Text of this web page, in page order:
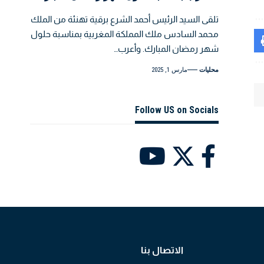
تلقى السيد الرئيس أحمد الشرع برقية تهنئة من الملك
محمد السادس ملك المملكة المغربية بمناسبة حلول
شهر رمضان المبارك. وأعرب…
محليات مارس 1, 2025
Follow US on Socials
الاتصال بنا